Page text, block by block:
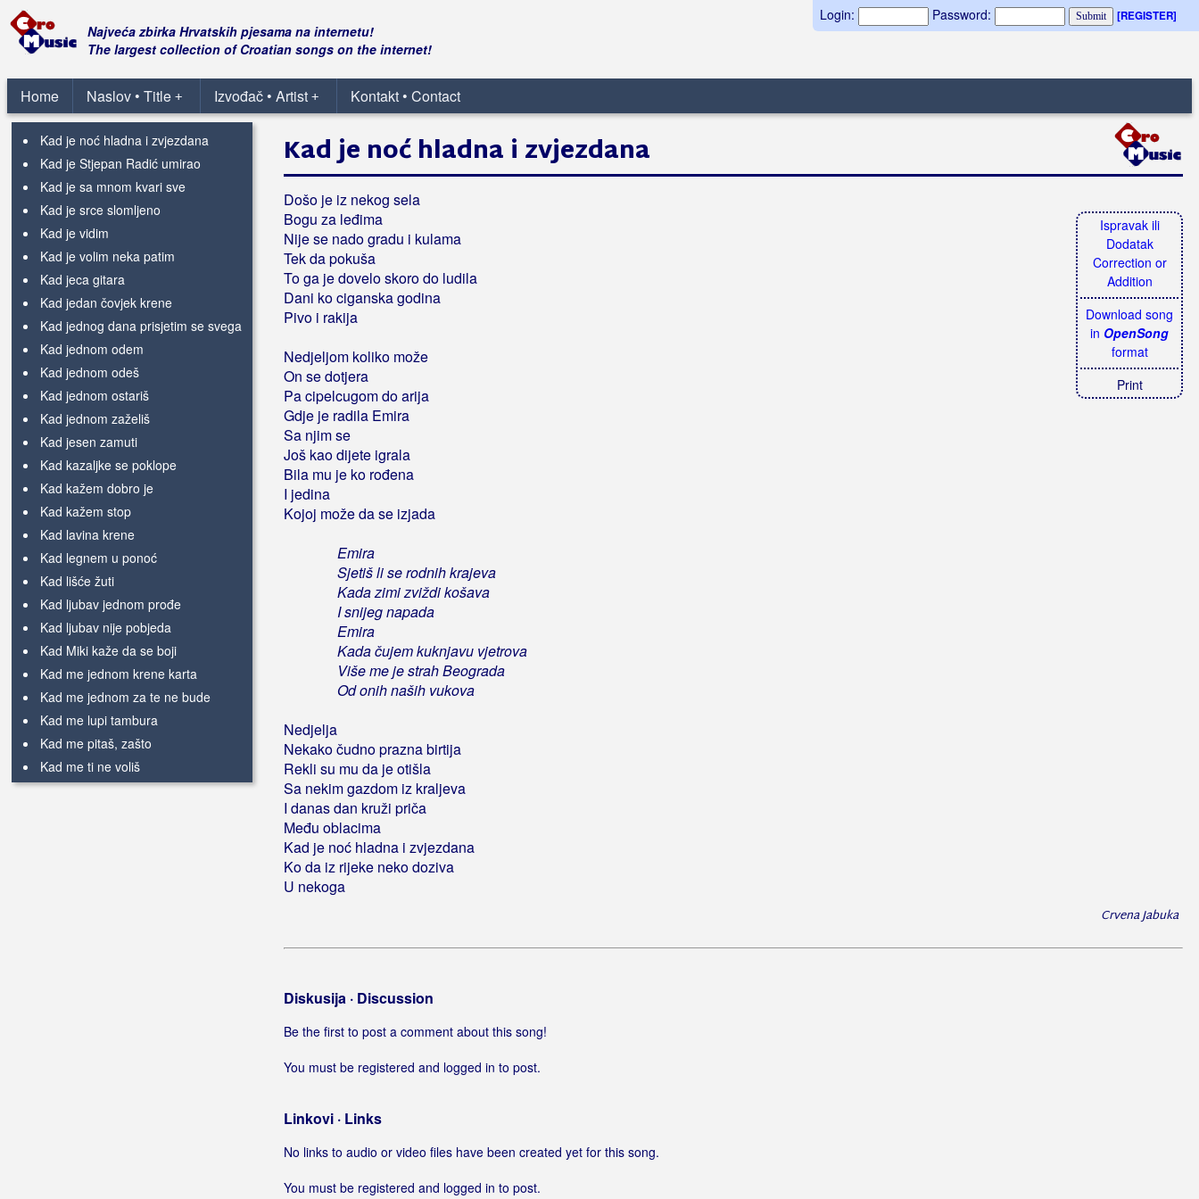
Login: Password: [REGISTER]
Najveća zbirka Hrvatskih pjesama na internetu!
The largest collection of Croatian songs on the internet!
Home +
Naslov • Title +
Izvođač • Artist Kontakt • Contact
Kad godine prođu
Kad imaš druga
Kad ja ne mogu
Kad ja pođoh na Bembašu
Kad je noć hladna i zvjezdana
Kad je Stjepan Radić umirao
Kad je sa mnom kvari sve
Kad je srce slomljeno
Kad je vidim
Kad je volim neka patim
Kad jeca gitara
Kad jedan čovjek krene
Kad jednog dana prisjetim se svega
Kad jednom odem
Kad jednom odeš
Kad jednom ostariš
Kad jednom zaželiš
Kad jesen zamuti
Kad kazaljke se poklope
Kad kažem dobro je
Kad kažem stop
Kad lavina krene
Kad legnem u ponoć
Kad lišće žuti
Kad ljubav jednom prođe
Kad ljubav nije pobjeda
Kad Miki kaže da se boji
Kad me jednom krene karta
Kad me jednom za te ne bude
Kad me lupi tambura
Kad me pitaš, zašto
Kad me ti ne voliš
Kad me tvoja ljubav prekrije
Ispravak ili
Dodatak
Correction or
Addition
Download song
in OpenSong
format
Print
Kad je noć hladna i zvjezdana
Došo je iz nekog sela
Bogu za leđima
Nije se nado gradu i kulama
Tek da pokuša
To ga je dovelo skoro do ludila
Dani ko ciganska godina
Pivo i rakija
Nedjeljom koliko može
On se dotjera
Pa cipelcugom do arija
Gdje je radila Emira
Sa njim se
Još kao dijete igrala
Bila mu je ko rođena
I jedina
Kojoj može da se izjada
Emira
Sjetiš li se rodnih krajeva
Kada zimi zviždi košava
I snijeg napada
Emira
Kada čujem kuknjavu vjetrova
Više me je strah Beograda
Od onih naših vukova
Nedjelja
Nekako čudno prazna birtija
Rekli su mu da je otišla
Sa nekim gazdom iz kraljeva
I danas dan kruži priča
Među oblacima
Kad je noć hladna i zvjezdana
Ko da iz rijeke neko doziva
U nekoga
Crvena Jabuka
Diskusija · Discussion
Be the first to post a comment about this song!
You must be registered and logged in to post.
Linkovi · Links
No links to audio or video files have been created yet for this song.
You must be registered and logged in to post.